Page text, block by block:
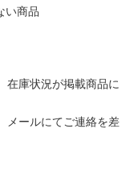
い商品
在庫状況が掲載商品に
メールにてご連絡を差